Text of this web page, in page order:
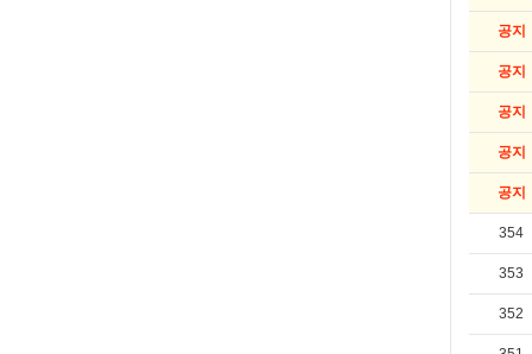
공지
공지
공지
공지
공지
354
353
352